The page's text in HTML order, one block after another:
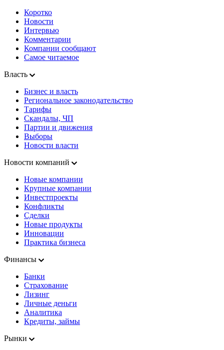
Коротко
Новости
Интервью
Комментарии
Компании сообщают
Самое читаемое
Власть
Бизнес и власть
Региональное законодательство
Тарифы
Скандалы, ЧП
Партии и движения
Выборы
Новости власти
Новости компаний
Новые компании
Крупные компании
Инвестпроекты
Конфликты
Сделки
Новые продукты
Инновации
Практика бизнеса
Финансы
Банки
Страхование
Лизинг
Личные деньги
Аналитика
Кредиты, займы
Рынки